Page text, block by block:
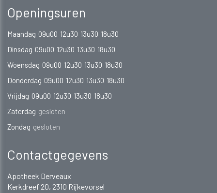
Openingsuren
Maandag 09u00 12u30 13u30 18u30
Dinsdag 09u00 12u30 13u30 18u30
Woensdag 09u00 12u30 13u30 18u30
Donderdag 09u00 12u30 13u30 18u30
Vrijdag 09u00 12u30 13u30 18u30
Zaterdag gesloten
Zondag gesloten
Contactgegevens
Apotheek Derveaux
Kerkdreef 20, 2310 Rijkevorsel